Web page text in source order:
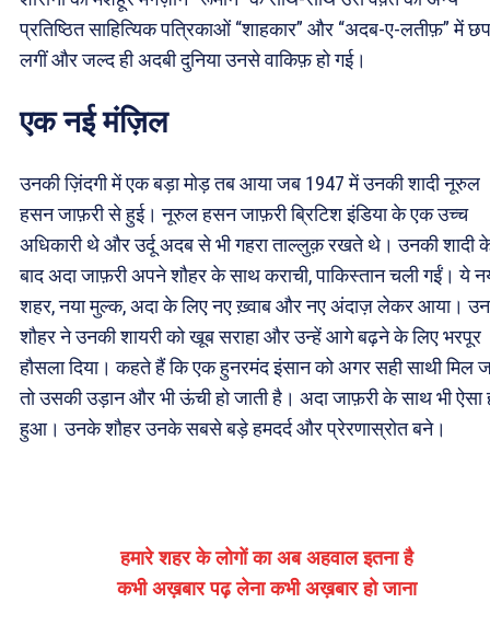
प्रतिष्ठित साहित्यिक पत्रिकाओं “शाहकार” और “अदब-ए-लतीफ़” में
लगीं और जल्द ही अदबी दुनिया उनसे वाकिफ़ हो गई।
एक नई मंज़िल
उनकी ज़िंदगी में एक बड़ा मोड़ तब आया जब 1947 में उनकी शादी नूरुल
हसन जाफ़री से हुई। नूरुल हसन जाफ़री ब्रिटिश इंडिया के एक उच्च
अधिकारी थे और उर्दू अदब से भी गहरा ताल्लुक़ रखते थे। उनकी शादी
बाद अदा जाफ़री अपने शौहर के साथ कराची, पाकिस्तान चली गईं। ये
शहर, नया मुल्क, अदा के लिए नए ख़्वाब और नए अंदाज़ लेकर आया।
शौहर ने उनकी शायरी को खूब सराहा और उन्हें आगे बढ़ने के लिए भरपूर
हौसला दिया। कहते हैं कि एक हुनरमंद इंसान को अगर सही साथी मिल
तो उसकी उड़ान और भी ऊंची हो जाती है। अदा जाफ़री के साथ भी ऐसा
हुआ। उनके शौहर उनके सबसे बड़े हमदर्द और प्रेरणास्रोत बने।
हमारे शहर के लोगों का अब अहवाल इतना है
कभी अख़बार पढ़ लेना कभी अख़बार हो जाना